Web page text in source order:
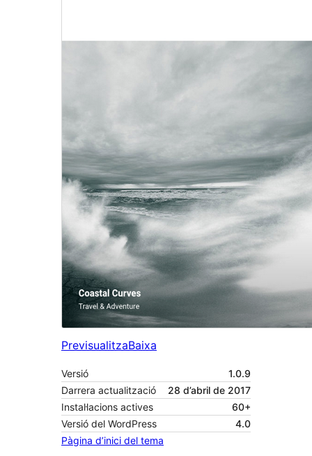
PrevisualitzaBaixa
Versió
1.0.9
Darrera actualització
28 d’abril de 2017
Instal·lacions actives
60+
Versió del WordPress
4.0
Pàgina d’inici del tema